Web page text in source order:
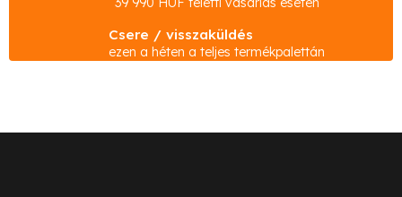
r
á
í
Csere / visszaküldés
ezen a héten a teljes termékpalettán